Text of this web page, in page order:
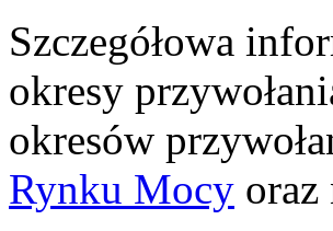
Szczegółowa
okresy
okresów
Rynku Mocy oraz